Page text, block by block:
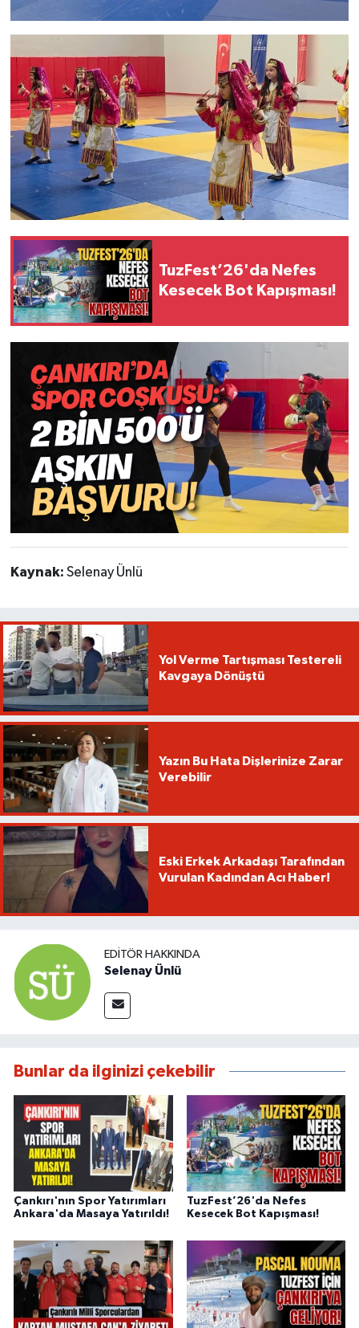
TuzFest’26'da Nefes
Kesecek Bot Kapışması!
Kaynak: Selenay Ünlü
Yol Verme Tartışması Testereli
Kavgaya Dönüştü
Yazın Bu Hata Dişlerinize Zarar
Verebilir
Eski Erkek Arkadaşı Tarafından
Vurulan Kadından Acı Haber!
EDITÖR HAKKINDA
Selenay Ünlü
Bunlar da ilginizi çekebilir
Çankırı'nın Spor Yatırımları
Ankara'da Masaya Yatırıldı!
TuzFest’26'da Nefes
Kesecek Bot Kapışması!